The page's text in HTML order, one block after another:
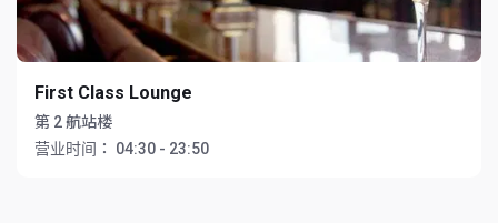
First Class Lounge
第 2 航站楼
营业时间：
04:30 - 23:50